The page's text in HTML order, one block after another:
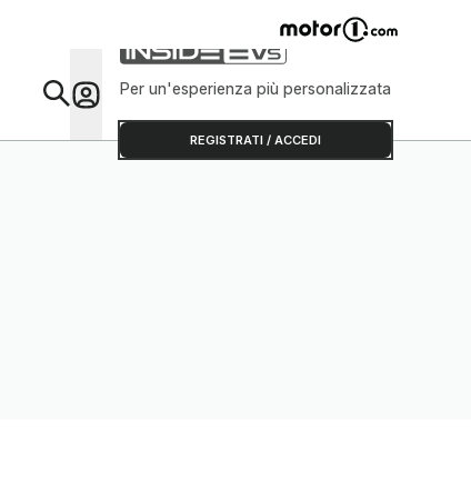
Per un'esperienza più personalizzata
REGISTRATI / ACCEDI